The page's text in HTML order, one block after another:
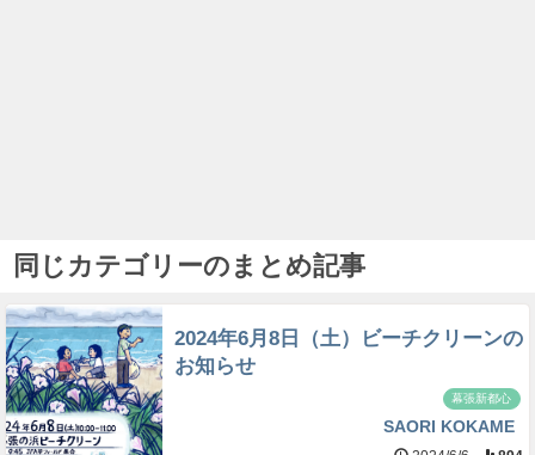
同じカテゴリーのまとめ記事
2024年6月8日（土）ビーチクリーンの
お知らせ
幕張新都心
SAORI KOKAME